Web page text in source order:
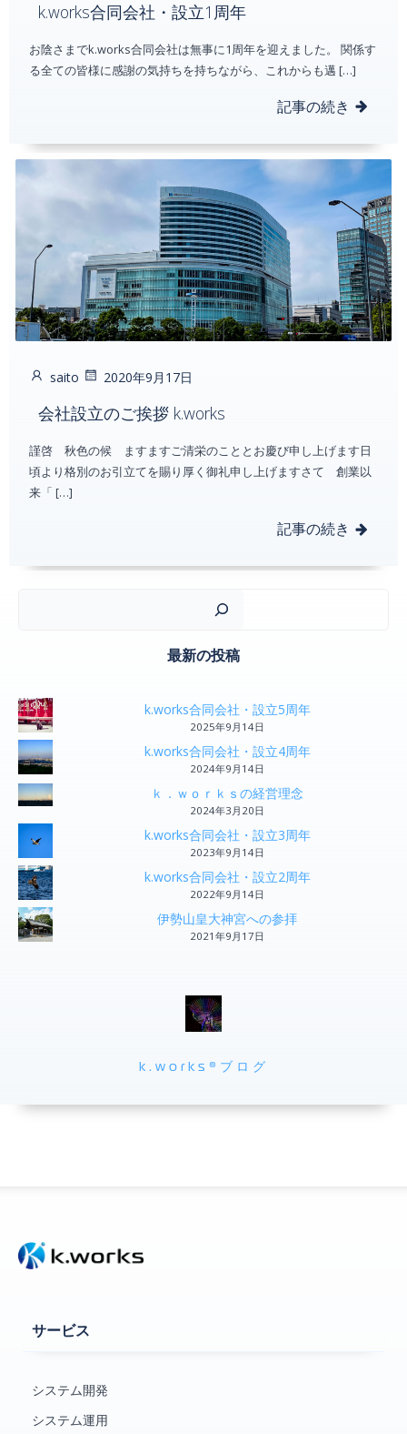
k.works合同会社・設立1周年
お陰さまでk.works合同会社は無事に1周年を迎えました。 関係す
る全ての皆様に感謝の気持ちを持ちながら、これからも邁 […]
記事の続き
saito 2020年9月17日
会社設立のご挨拶 k.works
謹啓 秋色の候 ますますご清栄のこととお慶び申し上げます日
頃より格別のお引立てを賜り厚く御礼申し上げますさて 創業以
来「 […]
記事の続き
最新の投稿
k.works合同会社・設立5周年
2025年9月14日
k.works合同会社・設立4周年
2024年9月14日
ｋ．ｗｏｒｋｓの経営理念
2024年3月20日
k.works合同会社・設立3周年
2023年9月14日
k.works合同会社・設立2周年
2022年9月14日
伊勢山皇大神宮への参拝
2021年9月17日
k.works®ブログ
サービス
システム開発
システム運用